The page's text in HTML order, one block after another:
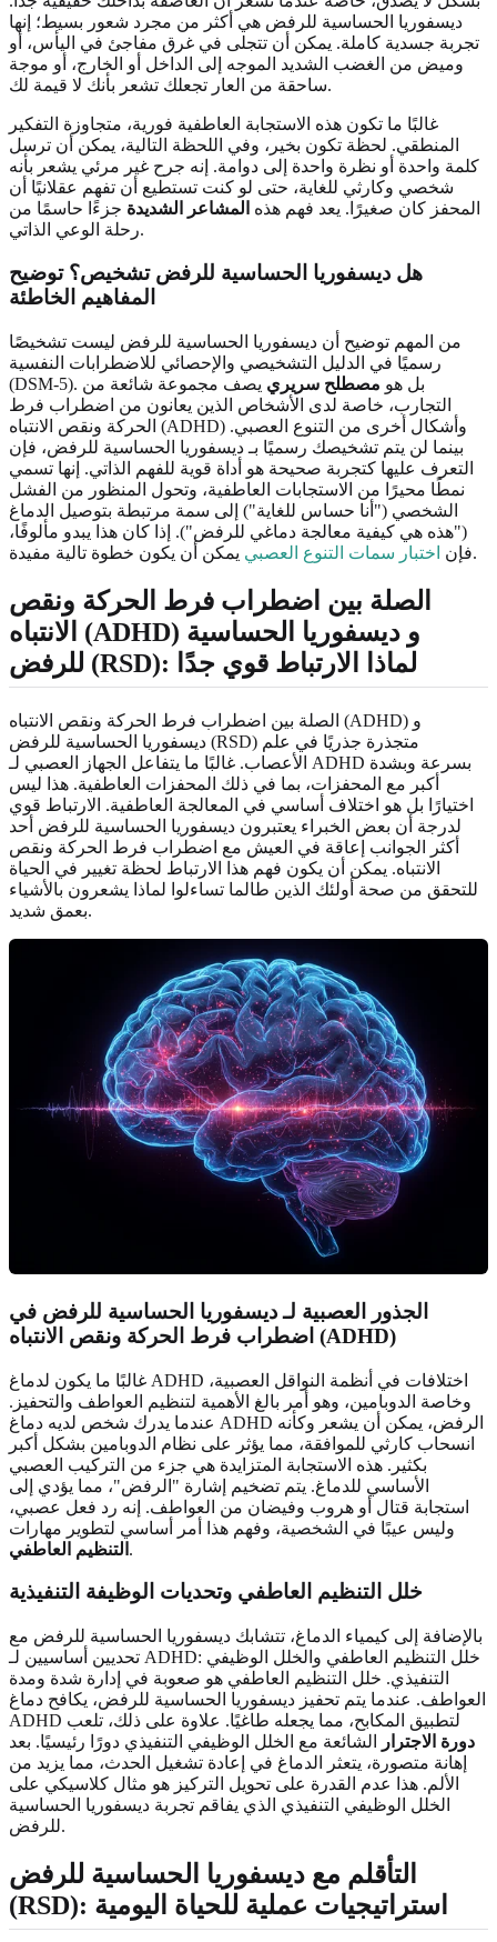
ديسفوريا الحساسية للرفض هي أكثر من مجرد شعور بسيط؛ إنها
تجربة جسدية كاملة. يمكن أن تتجلى في غرق مفاجئ في اليأس، أو
وميض من الغضب الشديد الموجه إلى الداخل أو الخارج، أو موجة
ساحقة من العار تجعلك تشعر بأنك لا قيمة لك.
غالبًا ما تكون هذه الاستجابة العاطفية فورية، متجاوزة التفكير
المنطقي. لحظة تكون بخير، وفي اللحظة التالية، يمكن أن ترسل
كلمة واحدة أو نظرة واحدة إلى دوامة. إنه جرح غير مرئي يشعر بأنه
شخصي وكارثي للغاية، حتى لو كنت تستطيع أن تفهم عقلانيًا أن
المحفز كان صغيرًا. يعد فهم هذه المشاعر الشديدة جزءًا حاسمًا من
رحلة الوعي الذاتي.
هل ديسفوريا الحساسية للرفض تشخيص؟ توضيح
المفاهيم الخاطئة
من المهم توضيح أن ديسفوريا الحساسية للرفض ليست تشخيصًا
رسميًا في الدليل التشخيصي والإحصائي للاضطرابات النفسية
(DSM-5). بل هو مصطلح سريري يصف مجموعة شائعة من
التجارب، خاصة لدى الأشخاص الذين يعانون من اضطراب فرط
الحركة ونقص الانتباه (ADHD) وأشكال أخرى من التنوع العصبي.
بينما لن يتم تشخيصك رسميًا بـ ديسفوريا الحساسية للرفض، فإن
التعرف عليها كتجربة صحيحة هو أداة قوية للفهم الذاتي. إنها تسمي
نمطًا محيرًا من الاستجابات العاطفية، وتحول المنظور من الفشل
الشخصي ("أنا حساس للغاية") إلى سمة مرتبطة بتوصيل الدماغ
("هذه هي كيفية معالجة دماغي للرفض"). إذا كان هذا يبدو مألوفًا،
فإن اختبار سمات التنوع العصبي يمكن أن يكون خطوة تالية مفيدة.
الصلة بين اضطراب فرط الحركة ونقص
الانتباه (ADHD) و ديسفوريا الحساسية
للرفض (RSD): لماذا الارتباط قوي جدًا
الصلة بين اضطراب فرط الحركة ونقص الانتباه (ADHD) و
ديسفوريا الحساسية للرفض (RSD) متجذرة جذريًا في علم
الأعصاب. غالبًا ما يتفاعل الجهاز العصبي لـ ADHD بسرعة وبشدة
أكبر مع المحفزات، بما في ذلك المحفزات العاطفية. هذا ليس
اختيارًا بل هو اختلاف أساسي في المعالجة العاطفية. الارتباط قوي
لدرجة أن بعض الخبراء يعتبرون ديسفوريا الحساسية للرفض أحد
أكثر الجوانب إعاقة في العيش مع اضطراب فرط الحركة ونقص
الانتباه. يمكن أن يكون فهم هذا الارتباط لحظة تغيير في الحياة
للتحقق من صحة أولئك الذين طالما تساءلوا لماذا يشعرون بالأشياء
بعمق شديد.
الجذور العصبية لـ ديسفوريا الحساسية للرفض في
اضطراب فرط الحركة ونقص الانتباه (ADHD)
غالبًا ما يكون لدماغ ADHD اختلافات في أنظمة النواقل العصبية،
وخاصة الدوبامين، وهو أمر بالغ الأهمية لتنظيم العواطف والتحفيز.
عندما يدرك شخص لديه دماغ ADHD الرفض، يمكن أن يشعر وكأنه
انسحاب كارثي للموافقة، مما يؤثر على نظام الدوبامين بشكل أكبر
بكثير. هذه الاستجابة المتزايدة هي جزء من التركيب العصبي
الأساسي للدماغ. يتم تضخيم إشارة "الرفض"، مما يؤدي إلى
استجابة قتال أو هروب وفيضان من العواطف. إنه رد فعل عصبي،
وليس عيبًا في الشخصية، وفهم هذا أمر أساسي لتطوير مهارات
التنظيم العاطفي .
خلل التنظيم العاطفي وتحديات الوظيفة التنفيذية
بالإضافة إلى كيمياء الدماغ، تتشابك ديسفوريا الحساسية للرفض مع
تحديين أساسيين لـ ADHD: خلل التنظيم العاطفي والخلل الوظيفي
التنفيذي. خلل التنظيم العاطفي هو صعوبة في إدارة شدة ومدة
العواطف. عندما يتم تحفيز ديسفوريا الحساسية للرفض، يكافح دماغ
ADHD لتطبيق المكابح، مما يجعله طاغيًا. علاوة على ذلك، تلعب
دورة الاجترار
الشائعة مع الخلل الوظيفي التنفيذي دورًا رئيسيًا. بعد
إهانة متصورة، يتعثر الدماغ في إعادة تشغيل الحدث، مما يزيد من
الألم. هذا عدم القدرة على تحويل التركيز هو مثال كلاسيكي على
الخلل الوظيفي التنفيذي الذي يفاقم تجربة ديسفوريا الحساسية
للرفض.
التأقلم مع ديسفوريا الحساسية للرفض
(RSD): استراتيجيات عملية للحياة اليومية